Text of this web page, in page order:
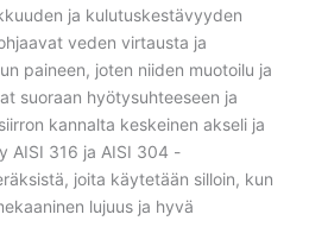
ja kulutuskestävyyden
veden virtausta ja
paineen, joten niiden muotoilu ja
suoraan hyötysuhteeseen ja
kannalta keskeinen akseli ja
AISI 316 ja AISI 304 -
joita käytetään silloin, kun
lujuus ja hyvä